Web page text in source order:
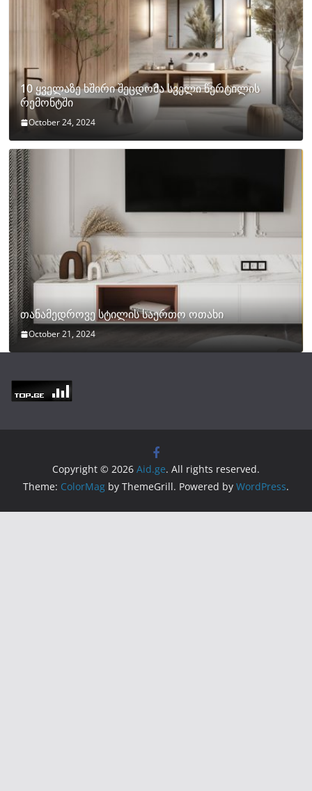
10 ყველაზე ხშირი შეცდომა სველი წერტილის
რემონტში
October 24, 2024
თანამედროვე სტილის საერთო ოთახი
October 21, 2024
Copyright © 2026 Aid.ge. All rights reserved.
Theme: ColorMag by ThemeGrill. Powered by WordPress.